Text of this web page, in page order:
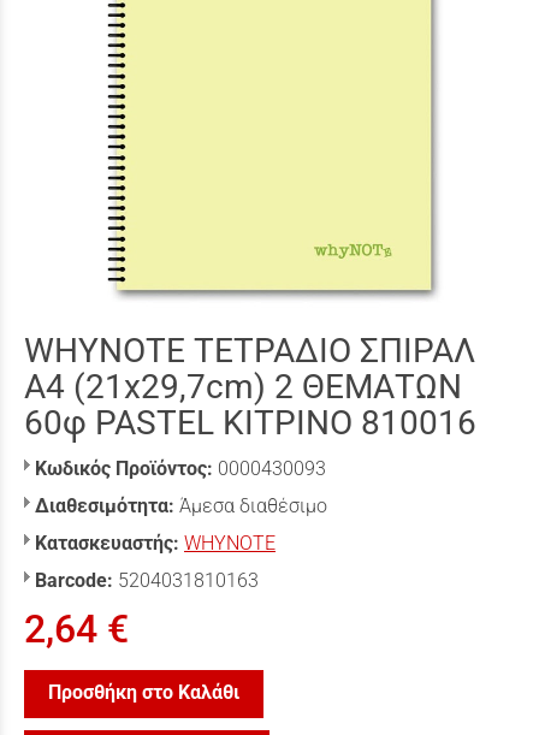
WHYNOTE ΤΕΤΡΑΔΙΟ ΣΠΙΡΑΛ
Α4 (21x29,7cm) 2 ΘΕΜΑΤΩΝ
60φ PASTEL ΚΙΤΡΙΝΟ 810016
Κωδικός Προϊόντος: 0000430093
Διαθεσιμότητα: Άμεσα διαθέσιμο
Κατασκευαστής: WHYNOTE
Barcode: 5204031810163
2,64 €
Προσθήκη στο Καλάθι